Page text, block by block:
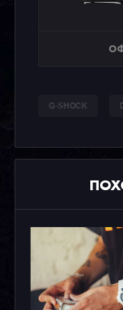
G-SHOCK